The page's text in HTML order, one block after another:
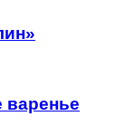
варенье